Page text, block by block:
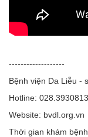
-------------------
Bệnh viện Da Liễu -
Hotline:
Website: bvdl.org.vn
Thời gian khám